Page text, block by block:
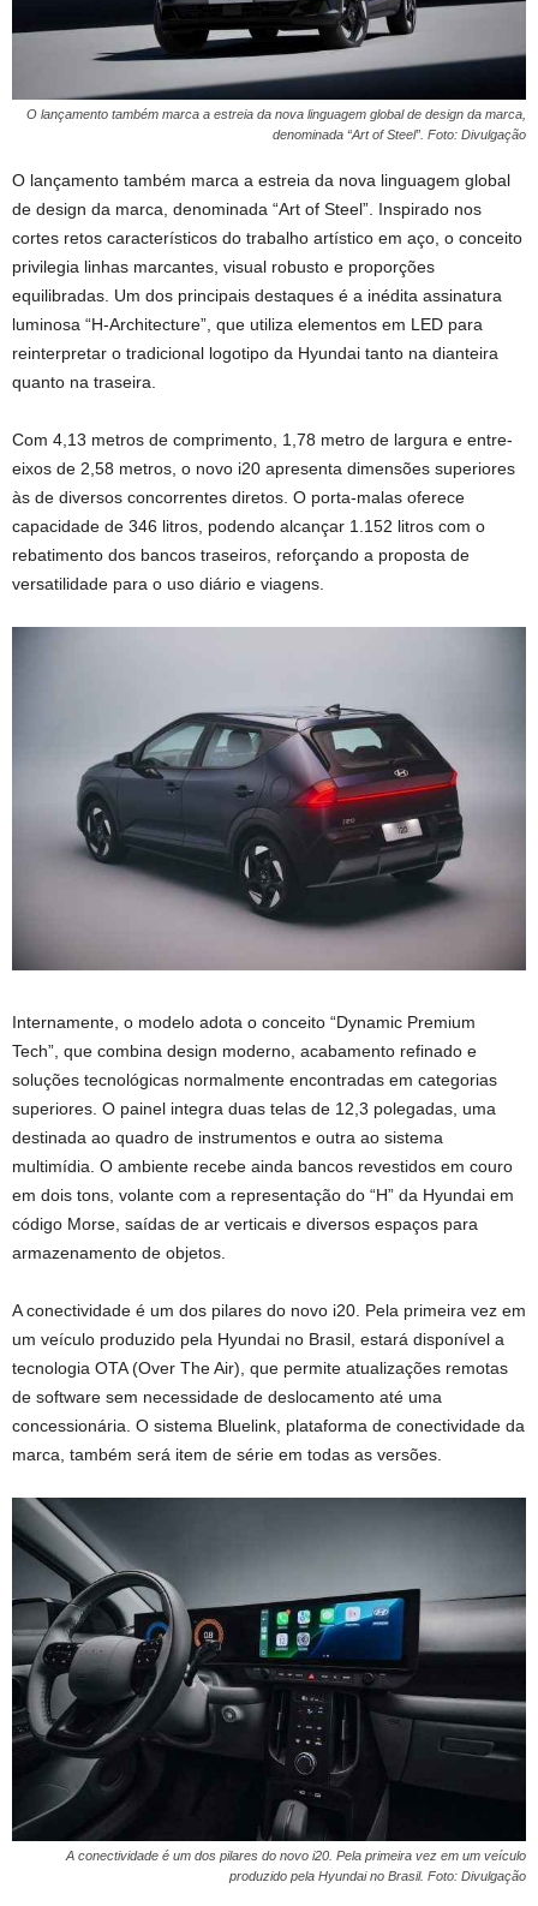
O lançamento também marca a estreia da nova linguagem global de design da marca,
denominada “Art of Steel”. Foto: Divulgação
O lançamento também marca a estreia da nova linguagem global
de design da marca, denominada “Art of Steel”. Inspirado nos
cortes retos característicos do trabalho artístico em aço, o conceito
privilegia linhas marcantes, visual robusto e proporções
equilibradas. Um dos principais destaques é a inédita assinatura
luminosa “H-Architecture”, que utiliza elementos em LED para
reinterpretar o tradicional logotipo da Hyundai tanto na dianteira
quanto na traseira.
Com 4,13 metros de comprimento, 1,78 metro de largura e entre-
eixos de 2,58 metros, o novo i20 apresenta dimensões superiores
às de diversos concorrentes diretos. O porta-malas oferece
capacidade de 346 litros, podendo alcançar 1.152 litros com o
rebatimento dos bancos traseiros, reforçando a proposta de
versatilidade para o uso diário e viagens.
Internamente, o modelo adota o conceito “Dynamic Premium
Tech”, que combina design moderno, acabamento refinado e
soluções tecnológicas normalmente encontradas em categorias
superiores. O painel integra duas telas de 12,3 polegadas, uma
destinada ao quadro de instrumentos e outra ao sistema
multimídia. O ambiente recebe ainda bancos revestidos em couro
em dois tons, volante com a representação do “H” da Hyundai em
código Morse, saídas de ar verticais e diversos espaços para
armazenamento de objetos.
A conectividade é um dos pilares do novo i20. Pela primeira vez em
um veículo produzido pela Hyundai no Brasil, estará disponível a
tecnologia OTA (Over The Air), que permite atualizações remotas
de software sem necessidade de deslocamento até uma
concessionária. O sistema Bluelink, plataforma de conectividade da
marca, também será item de série em todas as versões.
A conectividade é um dos pilares do novo i20. Pela primeira vez em um veículo
produzido pela Hyundai no Brasil. Foto: Divulgação